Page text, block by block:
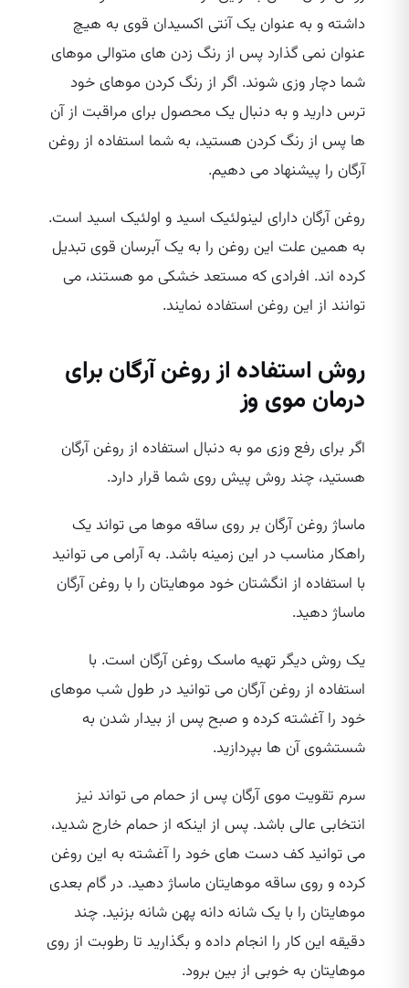
داشته و به عنوان یک آنتی اکسیدان قوی به هیچ
عنوان نمی‌ گذارد پس از رنگ زدن‌ های متوالی موهای
شما دچار وزی شوند. اگر از رنگ کردن موهای خود
ترس دارید و به دنبال یک محصول برای مراقبت از آن
ها پس از رنگ کردن هستید، به شما استفاده از روغن
آرگان را پیشنهاد می‌ دهیم.
روغن آرگان دارای لینولئیک اسید و اولئیک اسید است.
به همین علت این روغن را به یک آبرسان قوی تبدیل
کرده‌ اند. افرادی که مستعد خشکی مو هستند، می‌
توانند از این روغن استفاده نمایند.
روش استفاده از روغن آرگان برای
درمان موی وز
اگر برای رفع وزی مو به دنبال استفاده از روغن آرگان
هستید، چند روش پیش روی شما قرار دارد.
ماساژ روغن آرگان بر روی ساقه موها می‌ تواند یک
راهکار مناسب در این زمینه باشد. به آرامی می‌ توانید
با استفاده از انگشتان خود موهایتان را با روغن آرگان
ماساژ دهید.
یک روش دیگر تهیه ماسک روغن آرگان است. با
استفاده از روغن آرگان می‌ توانید در طول شب موهای
خود را آغشته کرده و صبح پس از بیدار شدن به
شستشوی آن ها بپردازید.
سرم تقویت موی آرگان پس از حمام می‌ تواند نیز
انتخابی عالی باشد. پس از اینکه از حمام خارج شدید،
می‌ توانید کف دست‌ های خود را آغشته به این روغن
کرده و روی ساقه موهایتان ماساژ دهید. در گام بعدی
موهایتان را با یک شانه دانه پهن شانه بزنید. چند
دقیقه این کار را انجام داده و بگذارید تا رطوبت از روی
موهایتان به خوبی از بین برود.